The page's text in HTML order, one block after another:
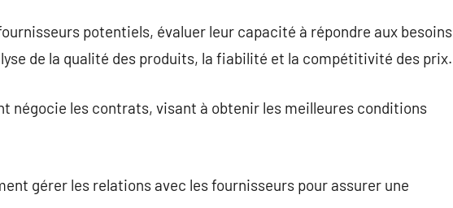
potentiels, évaluer leur capacité à répondre aux besoins
de la qualité des produits, la fiabilité et la compétitivité des prix.
négocie les contrats, visant à obtenir les meilleures conditions
gérer les relations avec les fournisseurs pour assurer une